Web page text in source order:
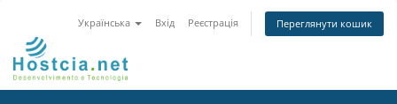
Українська Вхід Реєстрація Переглянути кошик